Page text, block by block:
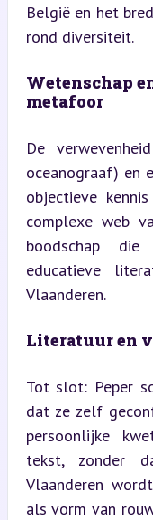
België en het
rond diversiteit.
Wetenschap
metafoor
De
oceanograaf) en
objectieve
complexe web
boodschap
educatieve
Vlaanderen.
Literatuur en
Tot slot: Peper
dat ze zelf
persoonlijke
tekst, zonder
Vlaanderen
als vorm van